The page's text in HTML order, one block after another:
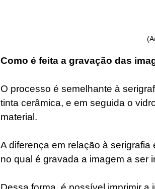
Como é feita a gravação das
O processo é semelhante à
tinta cerâmica, e em seguida o
material.
A diferença em relação à
no qual é gravada a imagem a ser